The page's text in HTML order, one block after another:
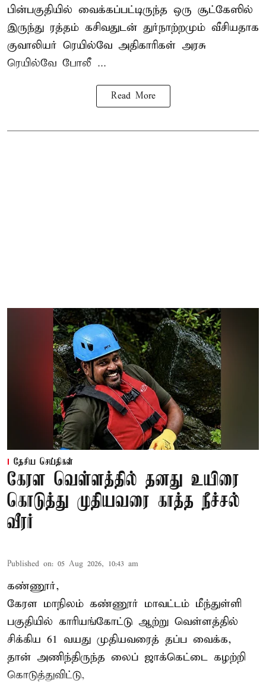
பின்பகுதியில் வைக்கப்பட்டிருந்த ஒரு சூட்கேஸில்
இருந்து ரத்தம் கசிவதுடன் துர்நாற்றமும் வீசியதாக
குவாலியர் ரெயில்வே அதிகாரிகள் அரசு
ரெயில்வே போலீ ...
Read More
தேசிய செய்திகள்
கேரள வெள்ளத்தில் தனது உயிரை
கொடுத்து முதியவரை காத்த நீச்சல்
வீரர்
Published on: 05 Aug 2026, 10:43 am
கண்ணூர்,
கேரள மாநிலம் கண்ணூர் மாவட்டம் மீந்துள்ளி
பகுதியில் காரியங்கோட்டு ஆற்று வெள்ளத்தில்
சிக்கிய 61 வயது முதியவரைத் தப்ப வைக்க,
தான் அணிந்திருந்த லைப் ஜாக்கெட்டை கழற்றி
கொடுத்துவிட்டு,